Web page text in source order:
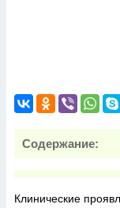
Содержание:
Клинические